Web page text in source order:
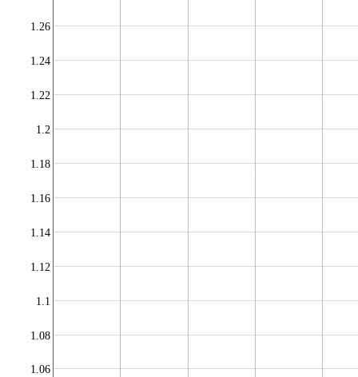
1.06
1.08
1.1
1.12
1.14
1.16
1.18
1.2
1.22
1.24
1.26